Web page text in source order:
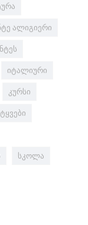
ალიგიერი
იტალიური
კურსი
სკოლა